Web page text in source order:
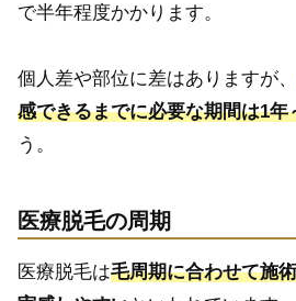
で半年程度かかります。
個人差や部位に差はありますが、
感できるまでに必要な期間は1年
う。
医療脱毛の周期
医療脱毛は毛周期に合わせて施